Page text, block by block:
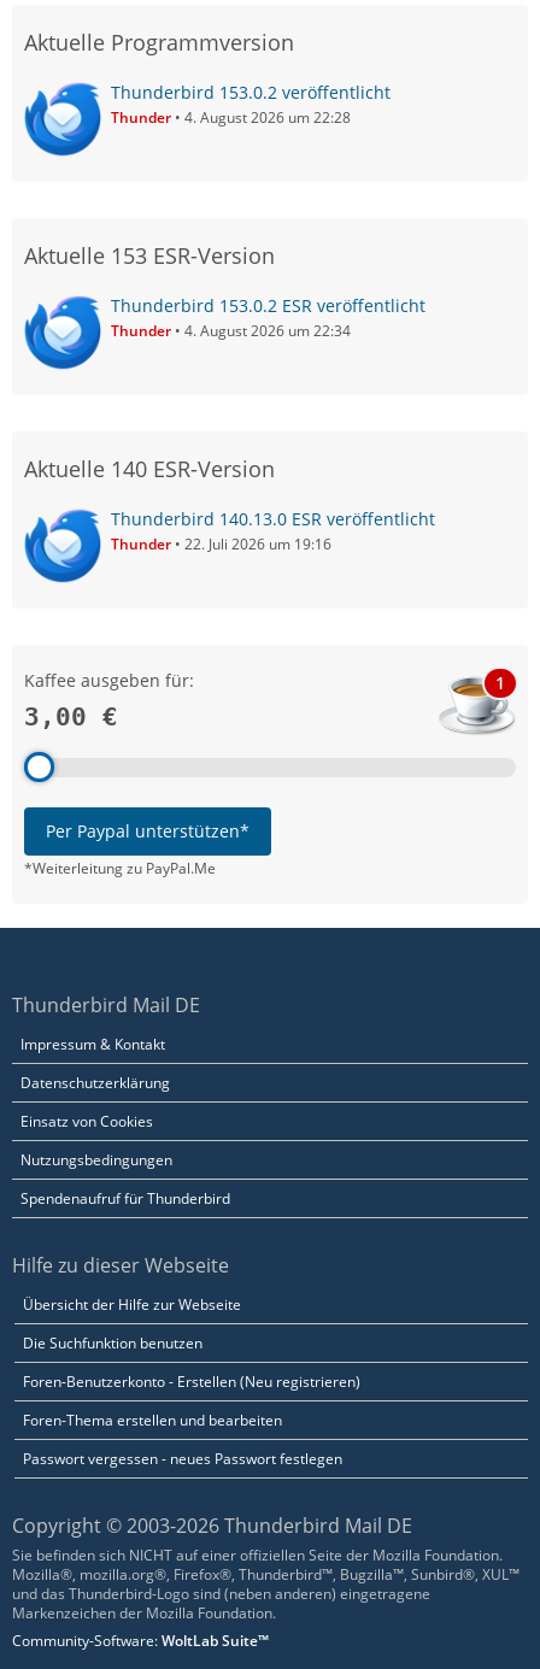
Aktuelle Programmversion
Thunderbird 153.0.2 veröffentlicht
Thunder 4. August 2026 um 22:28
Aktuelle 153 ESR-Version
Thunderbird 153.0.2 ESR veröffentlicht
Thunder 4. August 2026 um 22:34
Aktuelle 140 ESR-Version
Thunderbird 140.13.0 ESR veröffentlicht
Thunder 22. Juli 2026 um 19:16
Kaffee ausgeben für:
3,00 €
1
Per Paypal unterstützen*
*Weiterleitung zu PayPal.Me
Thunderbird Mail DE
Impressum & Kontakt
Datenschutzerklärung
Einsatz von Cookies
Nutzungsbedingungen
Spendenaufruf für Thunderbird
Hilfe zu dieser Webseite
Übersicht der Hilfe zur Webseite
Die Suchfunktion benutzen
Foren-Benutzerkonto - Erstellen (Neu registrieren)
Foren-Thema erstellen und bearbeiten
Passwort vergessen - neues Passwort festlegen
Copyright © 2003-2026 Thunderbird Mail DE
Sie befinden sich NICHT auf einer offiziellen Seite der Mozilla Foundation.
Mozilla®, mozilla.org®, Firefox®, Thunderbird™, Bugzilla™, Sunbird®, XUL™
und das Thunderbird-Logo sind (neben anderen) eingetragene
Markenzeichen der Mozilla Foundation.
Community-Software:WoltLab Suite™